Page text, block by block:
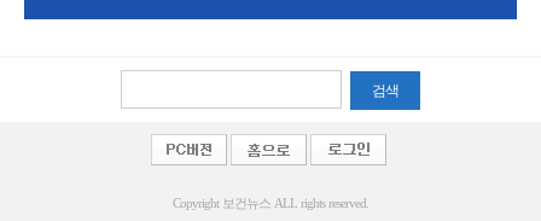
검색
Copyright 보건뉴스 ALL rights reserved.